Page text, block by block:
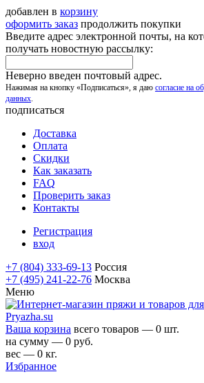
добавлен в корзину
оформить заказ продолжить покупки
Введите адрес электронной почты, на
получать новостную рассылку:
Неверно введен почтовый адрес.
Нажимая на кнопку «Подписаться», я даю согласие на
данных.
подписаться
Доставка
Оплата
Скидки
Как заказать
FAQ
Проверить заказ
Контакты
Регистрация
вход
+7 (804) 333-69-13 Россия
+7 (495) 241-22-76 Москва
Меню
Ваша корзина всего товаров — 0 шт.
на сумму — 0 руб.
вес — 0 кг.
Избранное